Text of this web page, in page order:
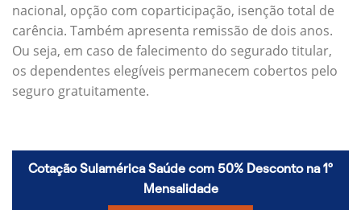
nacional, opção com coparticipação, isenção total de
carência. Também apresenta remissão de dois anos.
Ou seja, em caso de falecimento do segurado titular,
os dependentes elegíveis permanecem cobertos pelo
seguro gratuitamente.
Cotação Sulamérica Saúde com 50% Desconto na 1º
Mensalidade